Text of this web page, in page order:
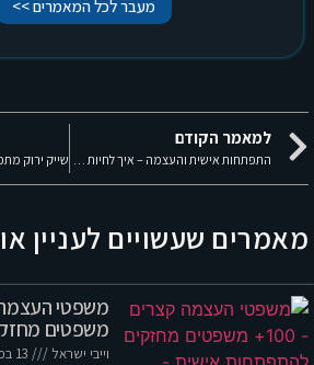
מעבר לכל המאמרים >>
למאמר הקודם
התפתחות אישית והעצמה – איך לחיות את גרסת העל שלך?
מאמרים שעשויים לעניין
משפטים
וייבי ישראל